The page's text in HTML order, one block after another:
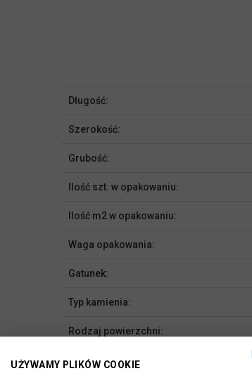
Długość:
Szerokość:
Grubość:
Ilość szt. w opakowaniu:
Ilość m2 w opakowaniu:
Waga opakowania:
Gatunek:
Typ kamienia:
Rodzaj powierzchni:
Miejsce stosowania:
UŻYWAMY PLIKÓW COOKIE